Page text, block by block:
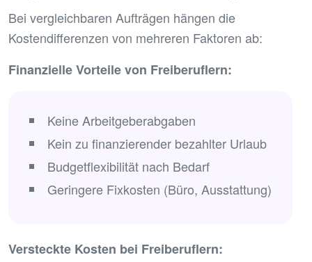
Bei vergleichbaren Aufträgen hängen die
Kostendifferenzen von mehreren Faktoren ab:
Finanzielle Vorteile von Freiberuflern:
Keine Arbeitgeberabgaben
Kein zu finanzierender bezahlter Urlaub
Budgetflexibilität nach Bedarf
Geringere Fixkosten (Büro, Ausstattung)
Versteckte Kosten bei Freiberuflern: